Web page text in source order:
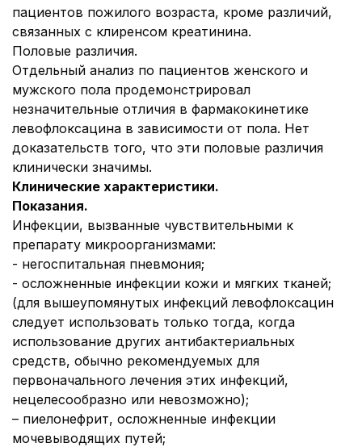
пациентов пожилого возраста, кроме различий,
связанных с клиренсом креатинина.
Половые различия.
Отдельный анализ по пациентов женского и
мужского пола продемонстрировал
незначительные отличия в фармакокинетике
левофлоксацина в зависимости от пола. Нет
доказательств того, что эти половые различия
клинически значимы.
Клинические характеристики.
Показания.
Инфекции, вызванные чувствительными к
препарату микроорганизмами:
- негоспитальная пневмония;
- осложненные инфекции кожи и мягких тканей;
(для вышеупомянутых инфекций левофлоксацин
следует использовать только тогда, когда
использование других антибактериальных
средств, обычно рекомендуемых для
первоначального лечения этих инфекций,
нецелесообразно или невозможно);
– пиелонефрит, осложненные инфекции
мочевыводящих путей;